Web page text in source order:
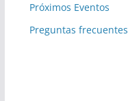
Próximos Eventos
Preguntas frecuentes